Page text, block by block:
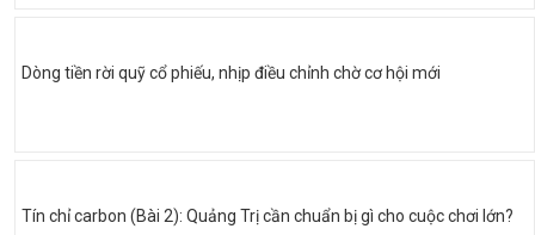
Dòng tiền rời quỹ cổ phiếu, nhịp điều chỉnh chờ cơ hội mới
Tín chỉ carbon (Bài 2): Quảng Trị cần chuẩn bị gì cho cuộc chơi lớn?